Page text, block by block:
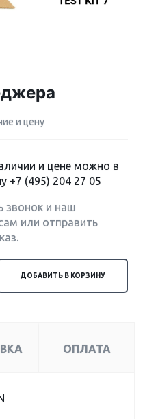
и цену
и цене можно в
+7 (495) 204 27 05
звонок и наш
или отправить
ДОБАВИТЬ В КОРЗИНУ
ОПЛАТА